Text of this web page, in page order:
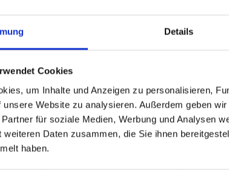
Details
Cookies
um Inhalte und Anzeigen zu personalisieren,
unsere Website zu analysieren. Außerdem geben
für soziale Medien, Werbung und Analysen
weiteren Daten zusammen, die Sie ihnen
haben.
Tel.+39